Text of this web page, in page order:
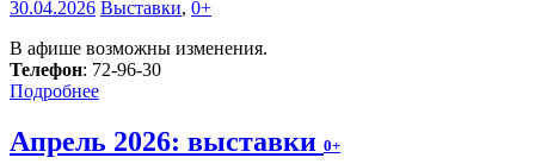
30.04.2026 Выставки, 0+
В афише возможны изменения.
Телефон: 72-96-30
Подробнее
Апрель 2026: выставки 0+